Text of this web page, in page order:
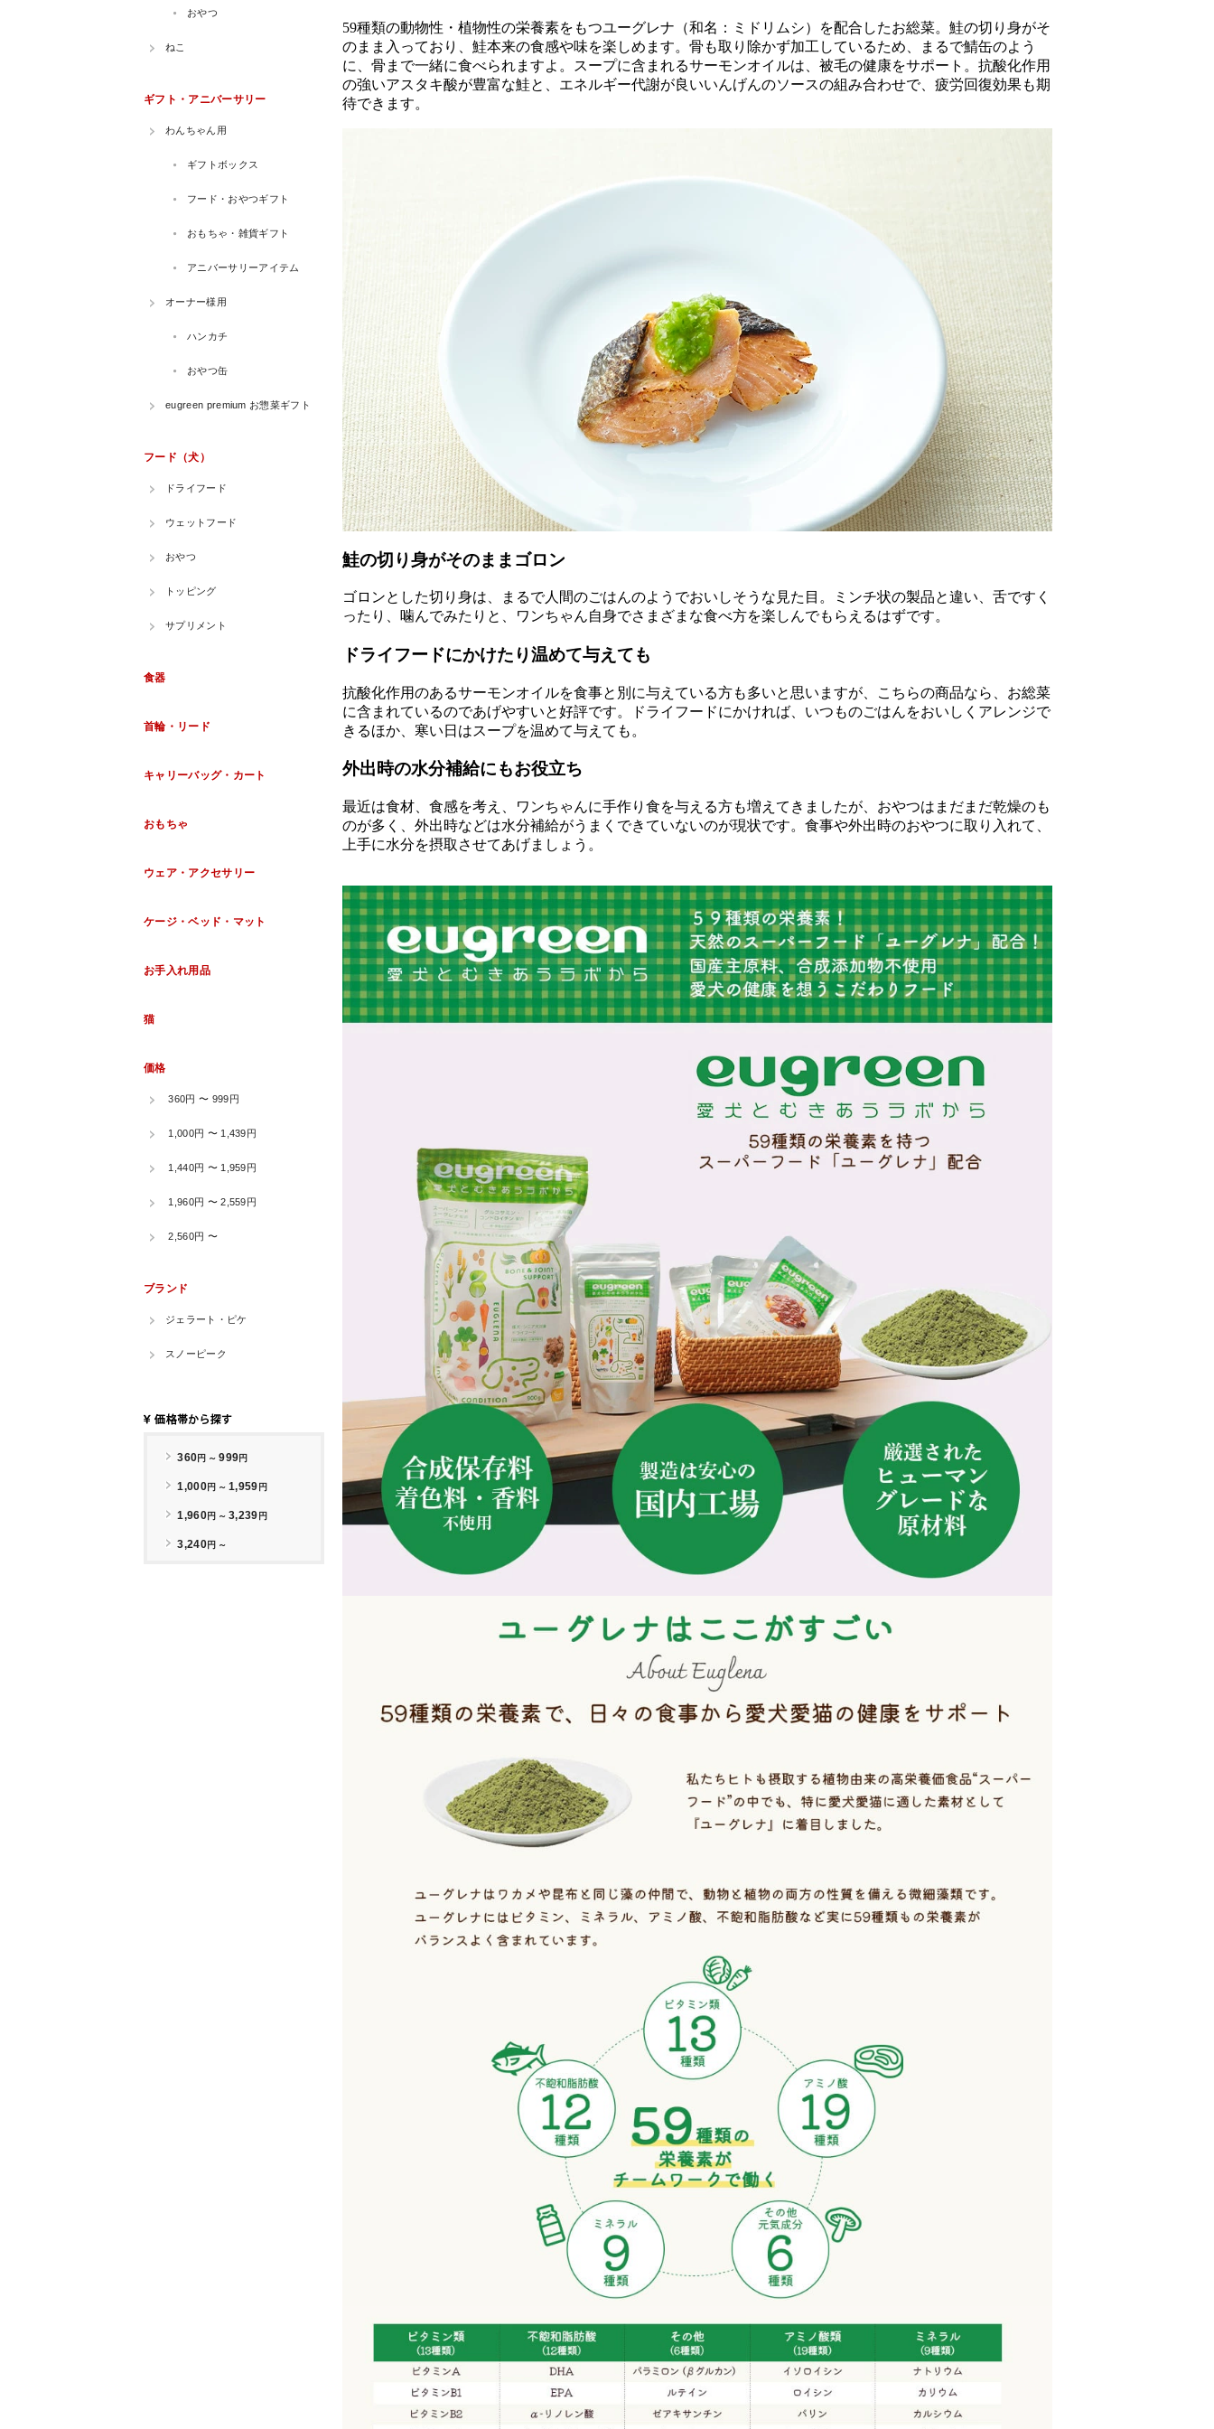
59種類の動物性・植物性の栄養素をもつユーグレナ（和名：ミドリムシ）を配合したお総菜。鮭の切り身がそ
のまま入っており、鮭本来の食感や味を楽しめます。骨も取り除かず加工しているため、まるで鯖缶のよう
に、骨まで一緒に食べられますよ。スープに含まれるサーモンオイルは、被毛の健康をサポート。抗酸化作用
の強いアスタキ酸が豊富な鮭と、エネルギー代謝が良いいんげんのソースの組み合わせで、疲労回復効果も期
待できます。
鮭の切り身がそのままゴロン
ゴロンとした切り身は、まるで人間のごはんのようでおいしそうな見た目。ミンチ状の製品と違い、舌ですく
ったり、噛んでみたりと、ワンちゃん自身でさまざまな食べ方を楽しんでもらえるはずです。
ドライフードにかけたり温めて与えても
抗酸化作用のあるサーモンオイルを食事と別に与えている方も多いと思いますが、こちらの商品なら、お総菜
に含まれているのであげやすいと好評です。ドライフードにかければ、いつものごはんをおいしくアレンジで
きるほか、寒い日はスープを温めて与えても。
外出時の水分補給にもお役立ち
最近は食材、食感を考え、ワンちゃんに手作り食を与える方も増えてきましたが、おやつはまだまだ乾燥のも
のが多く、外出時などは水分補給がうまくできていないのが現状です。食事や外出時のおやつに取り入れて、
上手に水分を摂取させてあげましょう。